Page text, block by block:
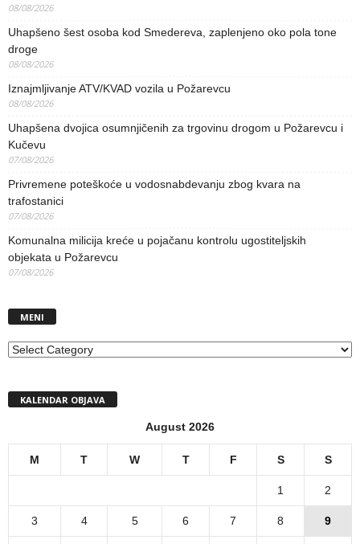
08/08/2026
Uhapšeno šest osoba kod Smedereva, zaplenjeno oko pola tone
droge
08/08/2026
Iznajmljivanje ATV/KVAD vozila u Požarevcu
08/08/2026
Uhapšena dvojica osumnjičenih za trgovinu drogom u Požarevcu i
Kučevu
07/08/2026
Privremene poteškoće u vodosnabdevanju zbog kvara na
trafostanici
07/08/2026
Komunalna milicija kreće u pojačanu kontrolu ugostiteljskih
objekata u Požarevcu
07/08/2026
MENI
MENI
KALENDAR OBJAVA
August 2026
M T W T F S S
1 2
3 4 5 6 7 8 9